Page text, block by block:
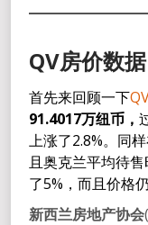
QV房价数据
首先来回顾一下
91.4017万纽币，
上涨了2.8%。同
且奥克兰平均待
了5%，而且价格
新西兰房地产协会